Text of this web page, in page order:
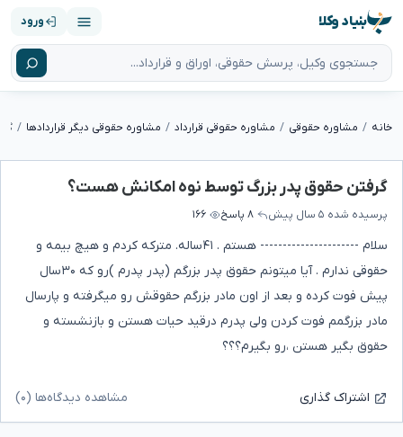
بنیاد وکلا ورود
خانه مشاوره حقوقی مشاوره حقوقی قرارداد مشاوره حقوقی دیگر قراردادها
گرفتن حقوق پدر بزرگ توسط نوه امکانش هست؟
پرسیده شده ۵ سال پیش ۸ پاسخ ۱۶۶
سلام ---------------------- هستم . ۴۱ساله. مترکه کردم و هیچ بیمه و
حقوقی ندارم . آیا میتونم حقوق پدر بزرگم (پدر پدرم )رو که ۳۰سال
پیش فوت کرده و بعد از اون مادر بزرگم حقوقش رو میگرفته و پارسال
مادر بزرگمم فوت کردن ولی پدرم درقید حیات هستن و بازنشسته و
حقوق بگیر هستن ،رو بگیرم؟؟؟
اشتراک گذاری مشاهده دیدگاه‌ها (۰)